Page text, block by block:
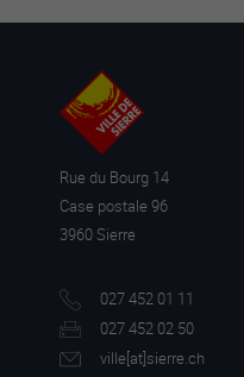
Rue du Bourg 14
Case postale 96
3960 Sierre
027 452 01 11
027 452 02 50
ville[at]sierre.ch